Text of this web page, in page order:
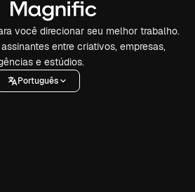
você direcionar seu melhor trabalho.
entre criativos, empresas,
e estúdios.
Português